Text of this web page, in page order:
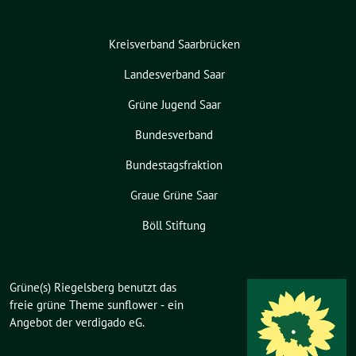
Kreisverband Saarbrücken
Landesverband Saar
Grüne Jugend Saar
Bundesverband
Bundestagsfraktion
Graue Grüne Saar
Böll Stiftung
Grüne(s) Riegelsberg benutzt das
freie grüne Theme sunflower ‐ ein
Angebot der verdigado eG.